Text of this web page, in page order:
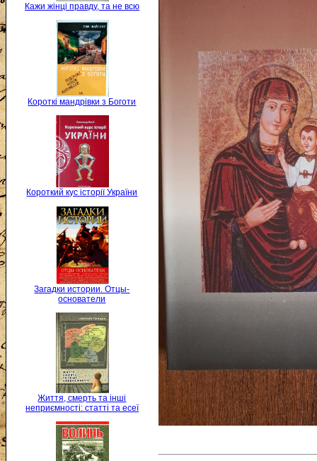
Кажи жінці правду, та не всю
Короткі мандрівки з Боготи
Короткий кус історії України
Загадки истории. Отцы-
основатели
Життя, смерть та інші
неприємності: статті та есеї